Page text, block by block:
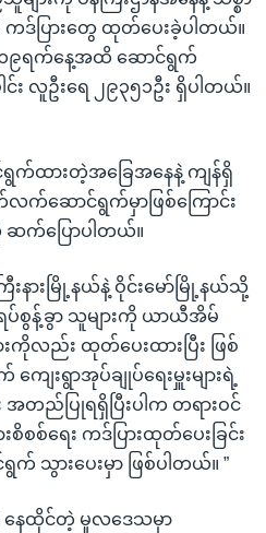
ကဒ်ပြားတွေ ထုတ်ပေးခဲ့ပါတယ်။
၁၉ရက်နေ့အထိ ဆောင်ရွက်
း လူဦးရေ ၂၉၃၅၁ဦး ရှိပါတယ်။
က်ထားတဲ့အခြေအနေနဲ့ ကျန်ရှိ
ောင်ရွက်မှာဖြစ်ကြောင်း
က်ပြောပါတယ်။
းနားမြို့နယ်နဲ့ ဝိုင်းမော်မြို့နယ်သို့
ပ်စွန့်ခွာ သူများကို ယာယီအိမ်
းကိုလည်း ထုတ်ပေးထားပြီး ဖြစ်
ေးရွာအုပ်ချုပ်ရေးမှူးများရဲ့
အတည်ပြုရရှိပြီးပါက တရားဝင်
စစ်ရေး ကဒ်ပြားထုတ်ပေးခြင်း
ားပေးမှာ ဖြစ်ပါတယ်။ ”
နေထိုင်တဲ့ မူလဒေသမှာ